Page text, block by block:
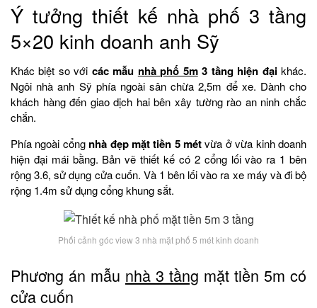
Ý tưởng thiết kế nhà phố 3 tầng
5×20 kinh doanh anh Sỹ
Khác biệt so với các mẫu nhà phố 5m3 tầng hiện đạikhác.
Ngôi nhà anh Sỹ phía ngoài sân chừa 2,5m để xe. Dành cho
khách hàng đến giao dịch hai bên xây tường rào an ninh chắc
chắn.
Phía ngoài cổng nhà đẹp mặt tiền 5 métvừa ở vừa kinh doanh
hiện đại mái bằng. Bản vẽ thiết kế có 2 cổng lối vào ra 1 bên
rộng 3.6, sử dụng cửa cuốn. Và 1 bên lối vào ra xe máy và đi bộ
rộng 1.4m sử dụng cổng khung sắt.
Phối cảnh góc view 3 nhà mặt phố 5 mét kinh doanh
Phương án mẫu nhà 3 tầng mặt tiền 5m có
cửa cuốn